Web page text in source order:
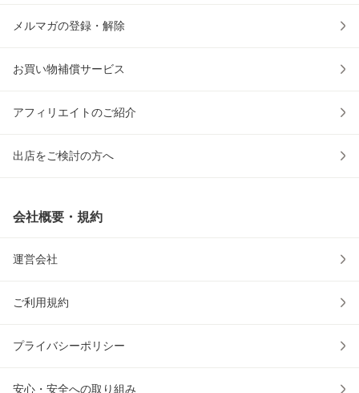
メルマガの登録・解除
お買い物補償サービス
アフィリエイトのご紹介
出店をご検討の方へ
会社概要・規約
運営会社
ご利用規約
プライバシーポリシー
安心・安全への取り組み